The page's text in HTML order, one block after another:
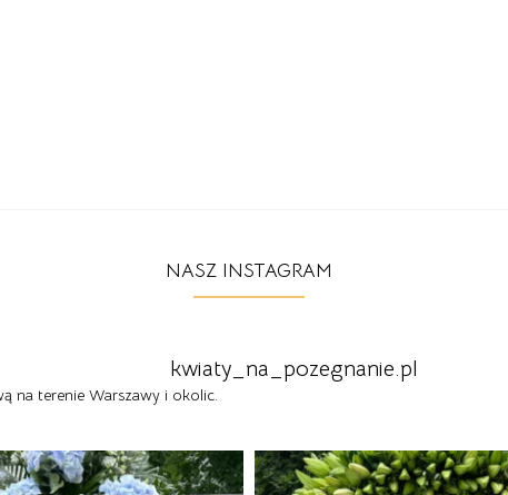
NASZ INSTAGRAM
kwiaty_na_pozegnanie.pl
na terenie Warszawy i okolic.